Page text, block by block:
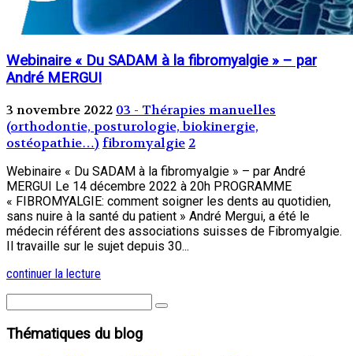
Webinaire « Du SADAM à la fibromyalgie » – par
André MERGUI
3 novembre 2022 03 - Thérapies manuelles
(orthodontie, posturologie, biokinergie,
ostéopathie…) fibromyalgie 2
Webinaire « Du SADAM à la fibromyalgie » – par André
MERGUI Le 14 décembre 2022 à 20h PROGRAMME
« FIBROMYALGIE: comment soigner les dents au quotidien,
sans nuire à la santé du patient » André Mergui, a été le
médecin référent des associations suisses de Fibromyalgie.
Il travaille sur le sujet depuis 30...
continuer la lecture
Thématiques du blog